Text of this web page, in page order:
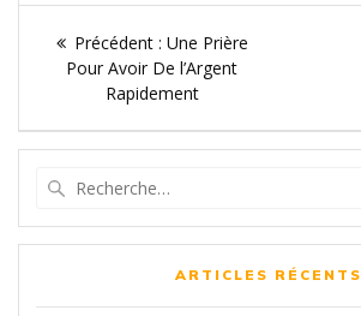
Navigation
de
l’article
Précédent : Article
précédent
:
Une Prière
Pour Avoir De l’Argent
Rapidement
:
ARTICLES RÉCENTS